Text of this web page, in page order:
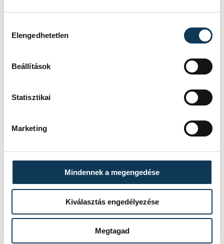
Elengedhetetlen
Beállítások
Statisztikai
Marketing
Mindennek a megengedése
Kiválasztás engedélyezése
Megtagad
nyertek felvételt az egyetemekre.
közélet
vehir.hu